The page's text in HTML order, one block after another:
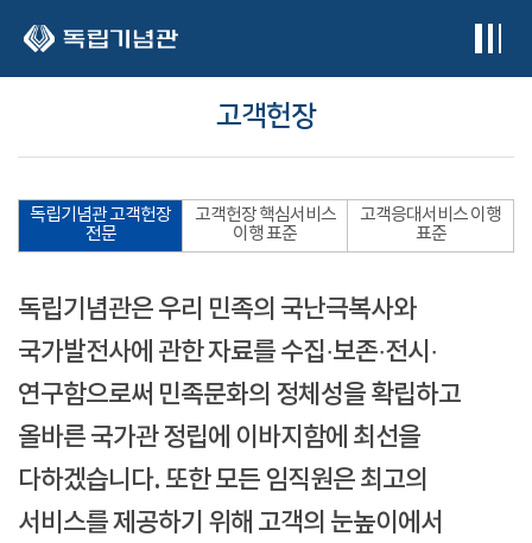
고객헌장
독립기념관 고객헌장
전문
고객헌장 핵심서비스
이행 표준
고객응대서비스 이행
표준
독립기념관은 우리 민족의 국난극복사와
국가발전사에 관한 자료를 수집·보존·전시·
연구함으로써 민족문화의 정체성을 확립하고
올바른 국가관 정립에 이바지함에 최선을
다하겠습니다. 또한 모든 임직원은 최고의
서비스를 제공하기 위해 고객의 눈높이에서